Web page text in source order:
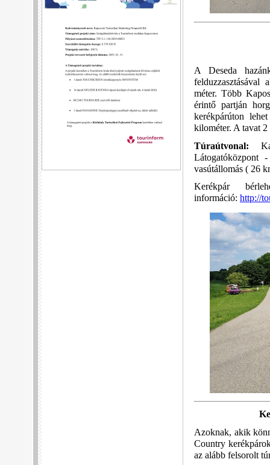
A Deseda
felduzzasztásával
méter. Több
érintő partján
kerékpárúton
kilométer. A tavat
Túraútvonal:
Látogatóközpont
vasútállomás ( 26
Kerékpár
információ: http://
Azoknak, akik
Country
az alább felsorolt